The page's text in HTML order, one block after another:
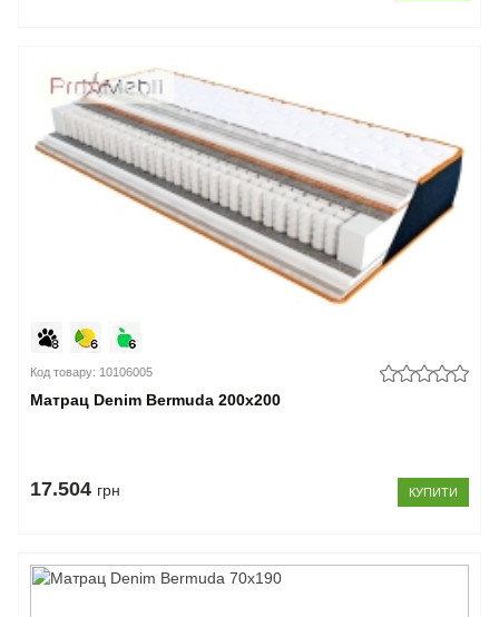
Код товару: 10106005
Матрац Denim Bermuda 200x200
17.504 грн КУПИТИ